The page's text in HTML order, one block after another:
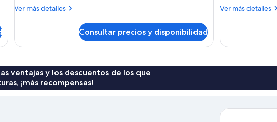
superior,
hidromasaje
Ver más detalles
Más
superior,
hidromasaje
Consultar precios y disponibilidad
presidencial,
hidromasaje
Ver más detalles
Más
presidencial,
ventajas y los descuentos de los que
¡más recompensas!